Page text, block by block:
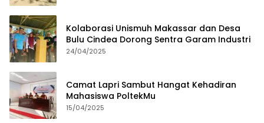
Kolaborasi Unismuh Makassar dan Desa
Bulu Cindea Dorong Sentra Garam Industri
24/04/2025
Camat Lapri Sambut Hangat Kehadiran
Mahasiswa PoltekMu
15/04/2025